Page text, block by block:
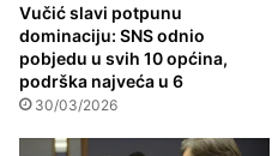
Vučić slavi potpunu
dominaciju: SNS odnio
pobjedu u svih 10 općina,
podrška najveća u 6
30/03/2026